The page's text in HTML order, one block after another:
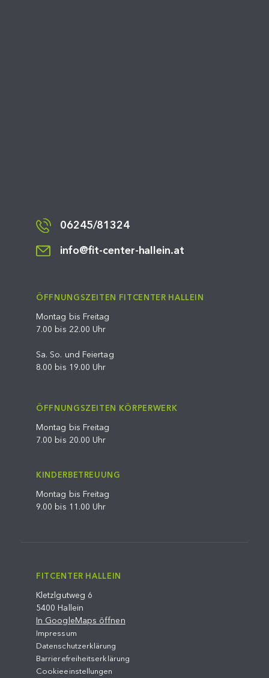
06245/81324
info@fit-center-hallein.at
ÖFFNUNGSZEITEN FITCENTER HALLEIN
Montag bis Freitag
7.00 bis 22.00 Uhr
Sa. So. und Feiertag
8.00 bis 19.00 Uhr
ÖFFNUNGSZEITEN KÖRPERWERK
Montag bis Freitag
7.00 bis 20.00 Uhr
KINDERBETREUUNG
Montag bis Freitag
9.00 bis 11.00 Uhr
FITCENTER HALLEIN
Kletzlgutweg 6
5400 Hallein
In GoogleMaps öffnen
Impressum
Datenschutzerklärung
Barrierefreiheitserklärung
Cookieeinstellungen